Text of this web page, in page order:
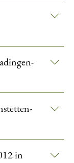
in